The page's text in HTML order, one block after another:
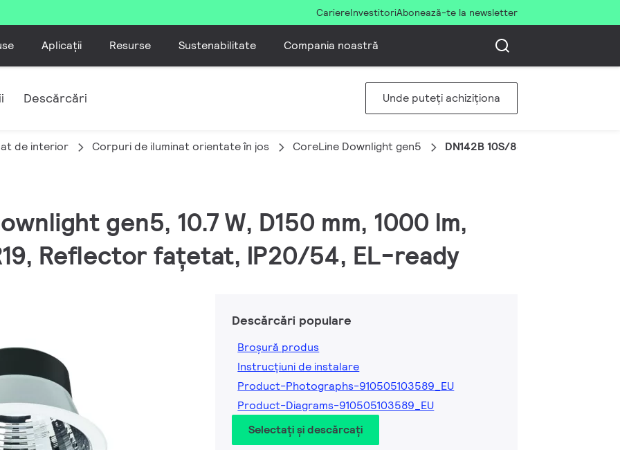
CariereInvestitoriAbonează-te la newsletter
Aplicații Resurse Sustenabilitate Compania noastră
Descărcări Unde puteți achiziționa
de interior Corpuri de iluminat orientate în jos CoreLine Downlight gen5 DN142B 10S/830 PSD-E UGR19
gen5, 10.7 W, D150 mm, 1000 lm,
Reflector fațetat, IP20/54, EL-ready
Descărcări populare
Broșură produs
Instrucțiuni de instalare
Product-Photographs-910505103589_EU
Product-Diagrams-910505103589_EU
Selectați și descărcați